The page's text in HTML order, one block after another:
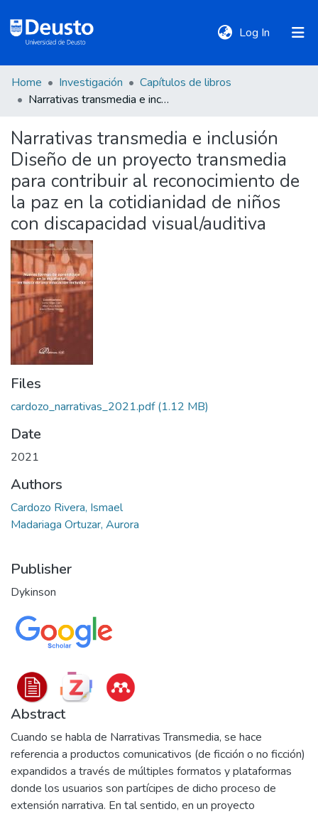
Log In (current)
DeustoTeka
Communities
&
Collections
All of DSpace
Statistics
Policies
Home Investigación
Capítulos de libros
Narrativas transmedia e inclusión Diseño de un proyecto transmedia para contribuir al reconocimiento de la paz en la cotidianidad de niños con discapacidad visual/auditiva
Narrativas transmedia e inclusión
Diseño de un proyecto transmedia
para contribuir al reconocimiento de
la paz en la cotidianidad de niños
con discapacidad visual/auditiva
Files
cardozo_narrativas_2021.pdf(1.12 MB)
Date
2021
Authors
Cardozo Rivera, Ismael
Madariaga Ortuzar, Aurora
Publisher
Dykinson
Abstract
Cuando se habla de Narrativas Transmedia, se hace
referencia a productos comunicativos (de ficción o no ficción)
expandidos a través de múltiples formatos y plataformas
donde los usuarios son partícipes de dicho proceso de
extensión narrativa. En tal sentido, en un proyecto